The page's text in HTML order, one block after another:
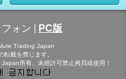
ォン PC版
Trading Japan
転載を禁じます。
所有、未經許可禁止拷貝或使用！